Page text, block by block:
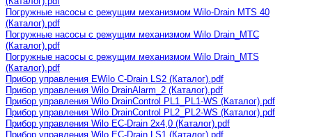
Погружные насосы с режущим механизмом Wilo-Drain MTS 40
(Каталог).pdf
Погружные насосы с режущим механизмом Wilo Drain_MTC
(Каталог).pdf
Погружные насосы с режущим механизмом Wilo Drain_MTS
(Каталог).pdf
Прибор управления EWilo C-Drain LS2 (Каталог).pdf
Прибор управления Wilo DrainAlarm_2 (Каталог).pdf
Прибор управления Wilo DrainControl PL1_PL1-WS (Каталог).pdf
Прибор управления Wilo DrainControl PL2_PL2-WS (Каталог).pdf
Прибор управления Wilo EC-Drain 2x4,0 (Каталог).pdf
Прибор управления Wilo EC-Drain LS1 (Каталог).pdf